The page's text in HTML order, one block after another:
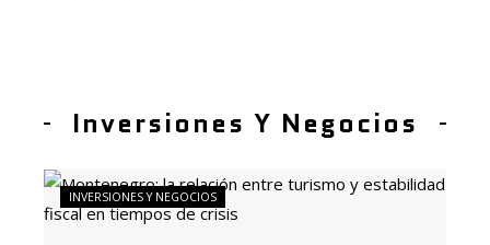
Inversiones Y Negocios
INVERSIONES Y NEGOCIOS